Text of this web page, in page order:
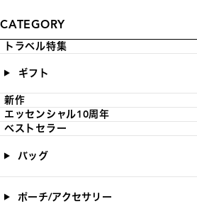
CATEGORY
トラベル特集
ギフト
新作
エッセンシャル10周年
ベストセラー
バッグ
ポーチ/アクセサリー